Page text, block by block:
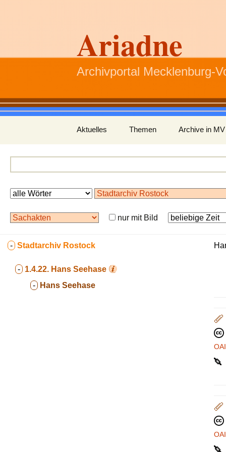
Ariadne
Archivportal Mecklenburg-
Inhalt
springen
Aktuelles Themen Archive in MV
nur mit Bild
- Stadtarchiv Rostock
- 1.4.22. Hans Seehase
- Hans Seehase